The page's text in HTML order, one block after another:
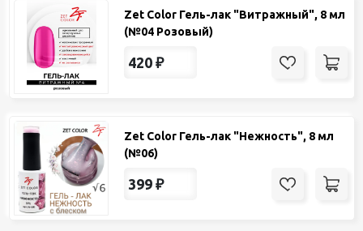
Zet Color Гель-лак "Витражный", 8 мл
(№04 Розовый)
420 ₽
Zet Color Гель-лак "Нежность", 8 мл
(№06)
399 ₽